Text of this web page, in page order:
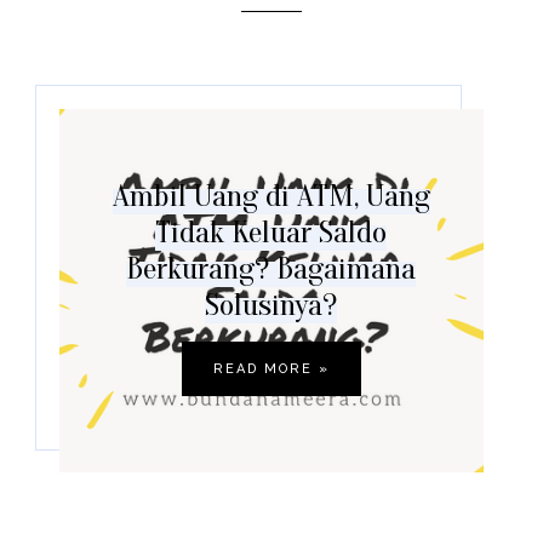
Ambil Uang di ATM, Uang
Tidak Keluar Saldo
Berkurang? Bagaimana
Solusinya?
READ MORE »